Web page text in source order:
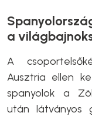
a
A
Ausztria ellen
spanyolok a
után látványos